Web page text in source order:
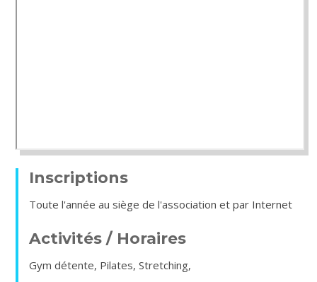
Inscriptions
Toute l'année au siège de l'association et par Internet
Activités / Horaires
Gym détente, Pilates, Stretching,